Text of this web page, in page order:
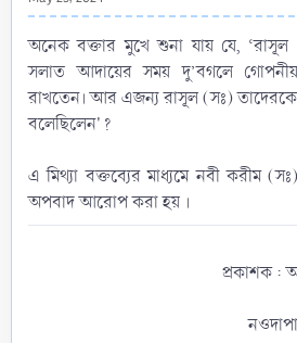
অনেক বক্তার মুখে শুনা যায় যে,
সলাত আদায়ের সময় দু’বগলে
রাখতেন। আর এজন্য রাসূল (সঃ)
বলেছিলেন'?
এ মিথ্যা বক্তব্যের মাধ্যমে নবী করীম
অপবাদ আরোপ করা হয় ।​
প্রকাশক :